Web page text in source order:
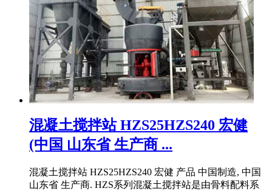
混凝土搅拌站 HZS25HZS240 宏健
(中国 山东省 生产商 ...
混凝土搅拌站 HZS25HZS240 宏健 产品 中国制造, 中国
山东省 生产商. HZS系列混凝土搅拌站是由骨料配料系